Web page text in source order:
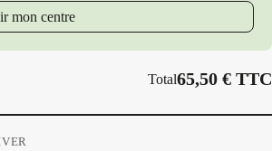
mon centre
Total65,50 €TTC